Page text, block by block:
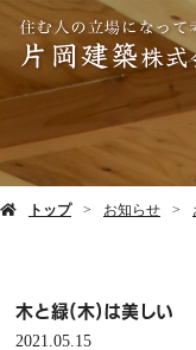
トップ お知らせ
木と緑(木)は美しい
2021.05.15